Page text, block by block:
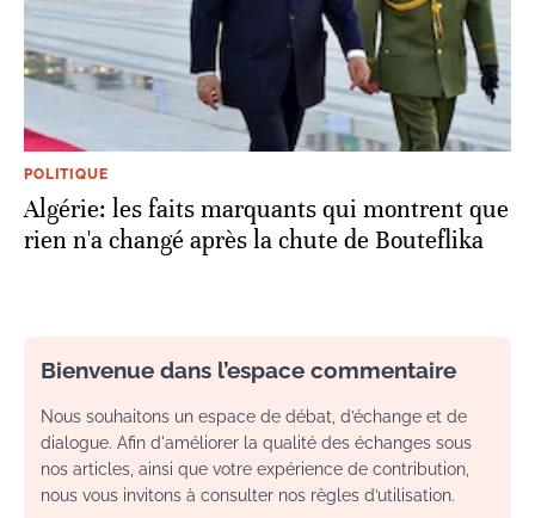
POLITIQUE
Algérie: les faits marquants qui montrent que
rien n'a changé après la chute de Bouteflika
Bienvenue dans l’espace commentaire
Nous souhaitons un espace de débat, d’échange et de
dialogue. Afin d'améliorer la qualité des échanges sous
nos articles, ainsi que votre expérience de contribution,
nous vous invitons à consulter nos règles d’utilisation.